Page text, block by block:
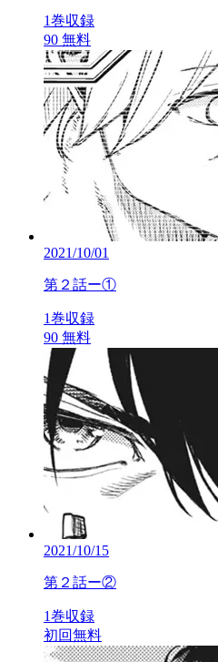
1巻収録
90 無料
2021/10/01
第２話ー①
1巻収録
90 無料
2021/10/15
第２話ー②
1巻収録
初回無料